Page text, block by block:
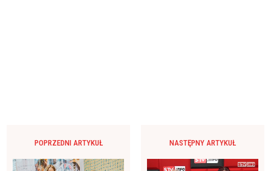
POPRZEDNI ARTYKUŁ NASTĘPNY ARTYKUŁ